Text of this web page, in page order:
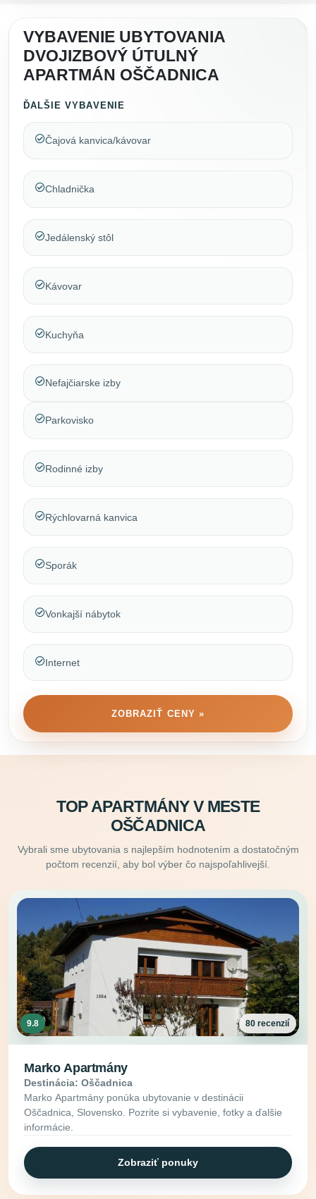
VYBAVENIE UBYTOVANIA
DVOJIZBOVÝ ÚTULNÝ
APARTMÁN OŠČADNICA
ĎALŠIE VYBAVENIE
Čajová kanvica/kávovar
Chladnička
Jedálenský stôl
Kávovar
Kuchyňa
Nefajčiarske izby
Parkovisko
Rodinné izby
Rýchlovarná kanvica
Sporák
Vonkajší nábytok
Internet
ZOBRAZIŤ CENY »
TOP APARTMÁNY V MESTE
OŠČADNICA
Vybrali sme ubytovania s najlepším hodnotením a dostatočným
počtom recenzií, aby bol výber čo najspoľahlivejší.
9.8 80 recenzií
Marko Apartmány
Destinácia: Oščadnica
Marko Apartmány ponúka ubytovanie v destinácii
Oščadnica, Slovensko. Pozrite si vybavenie, fotky a ďalšie
informácie.
Zobraziť ponuky